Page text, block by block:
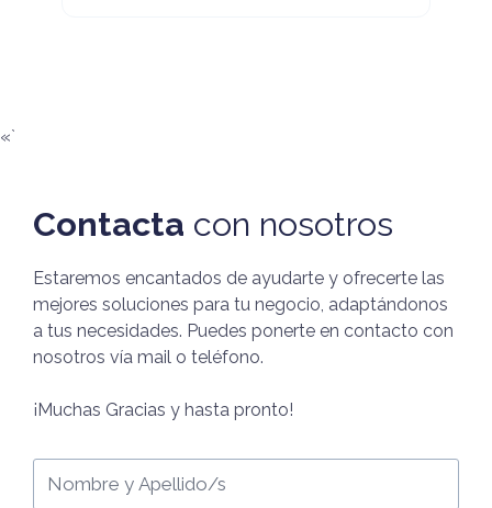
«`
Contacta con nosotros
Estaremos encantados de ayudarte y ofrecerte las
mejores soluciones para tu negocio, adaptándonos
a tus necesidades. Puedes ponerte en contacto con
nosotros vía mail o teléfono.
¡Muchas Gracias y hasta pronto!